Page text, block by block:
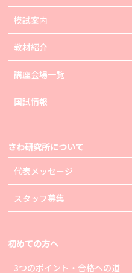
模試案内
教材紹介
講座会場一覧
国試情報
さわ研究所について
代表メッセージ
スタッフ募集
初めての方へ
3つのポイント・合格への道